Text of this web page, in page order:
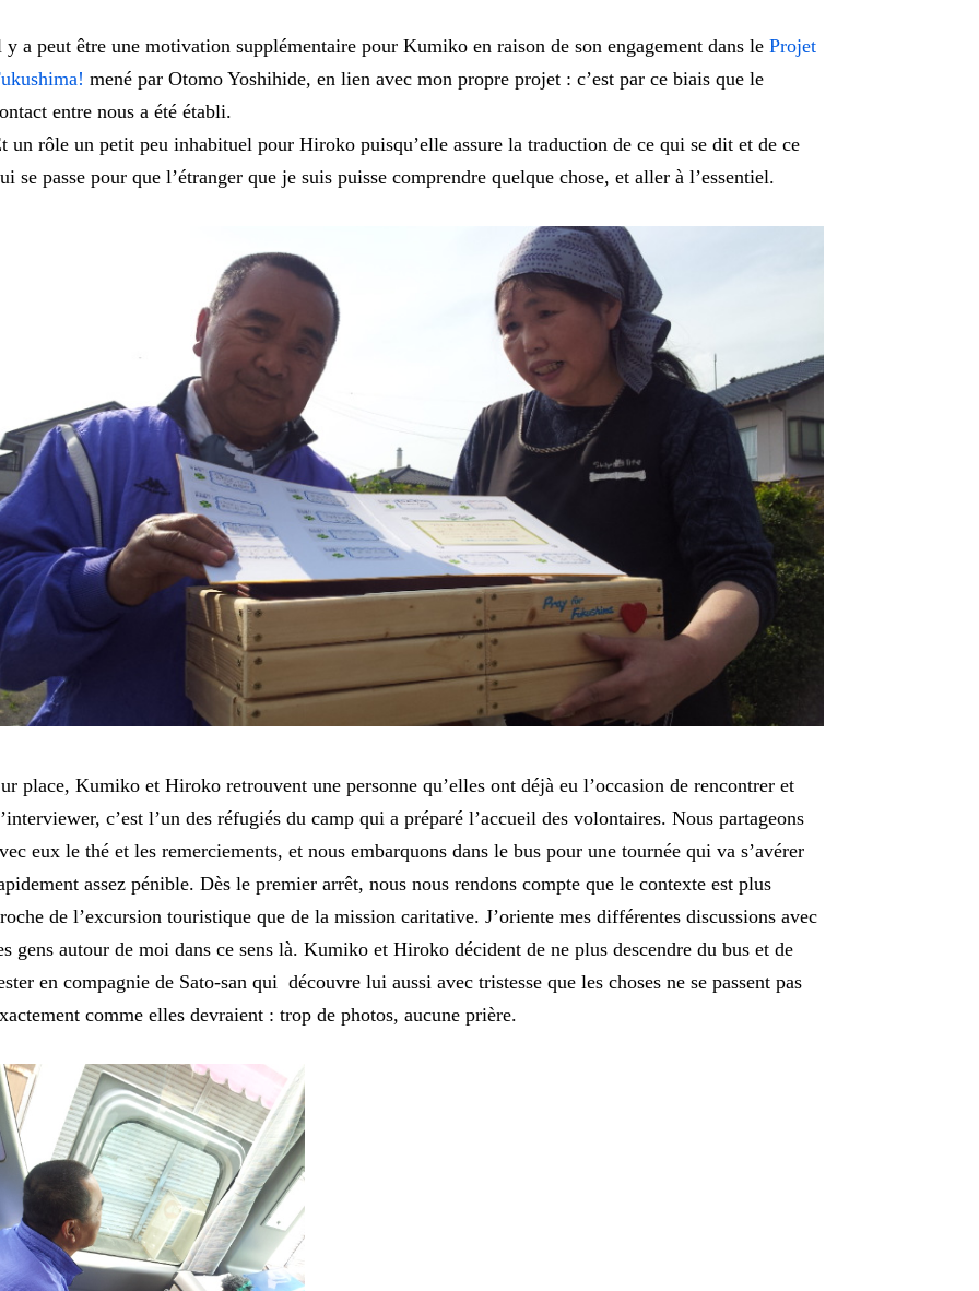
y a peut être une motivation supplémentaire pour Kumiko en raison de son engagement dans le Projet
mené par Otomo Yoshihide, en lien avec mon propre projet : c’est par ce biais que le
entre nous a été établi.
un rôle un petit peu inhabituel pour Hiroko puisqu’elle assure la traduction de ce qui se dit et de ce
se passe pour que l’étranger que je suis puisse comprendre quelque chose, et aller à l’essentiel.
place, Kumiko et Hiroko retrouvent une personne qu’elles ont déjà eu l’occasion de rencontrer et
c’est l’un des réfugiés du camp qui a préparé l’accueil des volontaires. Nous partageons
eux le thé et les remerciements, et nous embarquons dans le bus pour une tournée qui va s’avérer
assez pénible. Dès le premier arrêt, nous nous rendons compte que le contexte est plus
de l’excursion touristique que de la mission caritative. J’oriente mes différentes discussions avec
gens autour de moi dans ce sens là. Kumiko et Hiroko décident de ne plus descendre du bus et de
en compagnie de Sato-san qui découvre lui aussi avec tristesse que les choses ne se passent pas
comme elles devraient : trop de photos, aucune prière.